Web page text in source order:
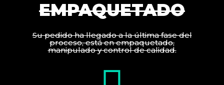
EMPAQUETADO
Su pedido ha llegado a la última fase del
proceso, está en empaquetado,
manipulado y control de calidad.